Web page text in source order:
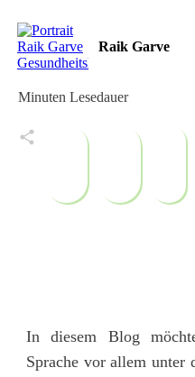
Raik Garve
Minuten Lesedauer
In diesem Blog
Sprache vor allem unter